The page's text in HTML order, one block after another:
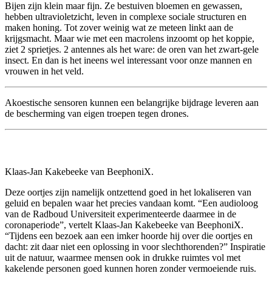
Bijen zijn klein maar fijn. Ze bestuiven bloemen en gewassen,
hebben ultravioletzicht, leven in complexe sociale structuren en
maken honing. Tot zover weinig wat ze meteen linkt aan de
krijgsmacht. Maar wie met een macrolens inzoomt op het koppie,
ziet 2 sprietjes. 2 antennes als het ware: de oren van het zwart-gele
insect. En dan is het ineens wel interessant voor onze mannen en
vrouwen in het veld.
Akoestische sensoren kunnen een belangrijke bijdrage leveren aan
de bescherming van eigen troepen tegen drones.
Klaas-Jan Kakebeeke van BeephoniX.
Deze oortjes zijn namelijk ontzettend goed in het lokaliseren van
geluid en bepalen waar het precies vandaan komt. “Een audioloog
van de Radboud Universiteit experimenteerde daarmee in de
coronaperiode”, vertelt Klaas-Jan Kakebeeke van BeephoniX.
“Tijdens een bezoek aan een imker hoorde hij over die oortjes en
dacht: zit daar niet een oplossing in voor slechthorenden?” Inspiratie
uit de natuur, waarmee mensen ook in drukke ruimtes vol met
kakelende personen goed kunnen horen zonder vermoeiende ruis.